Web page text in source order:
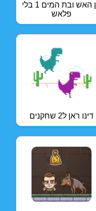
בן האש ובת המים 1 בלי
פלאש
דינו ראן ל2 שחקנים